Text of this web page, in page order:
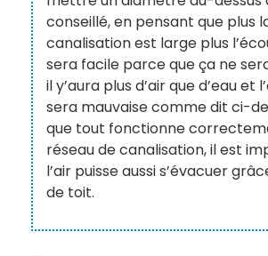
conseillé, en pensant que plus
canalisation est large plus
sera facile parce que ça ne
il y’aura plus d’air que d’eau et
sera mauvaise comme dit ci-
que tout fonctionne
réseau de canalisation, il est
l’air puisse aussi s’évacuer
de toit.